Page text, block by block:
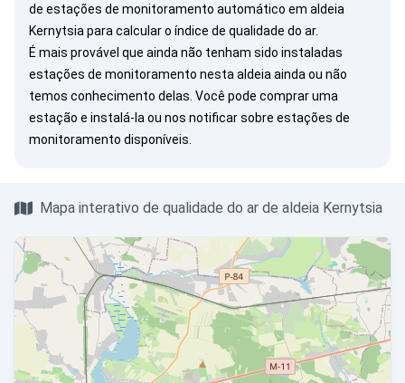
de estações de monitoramento automático em aldeia
Kernytsia para calcular o índice de qualidade do ar.
É mais provável que ainda não tenham sido instaladas
estações de monitoramento nesta aldeia ainda ou não
temos conhecimento delas. Você pode comprar uma
estação e instalá-la ou nos notificarsobre estações de
monitoramento disponíveis.
Mapa interativo de qualidade do ar de aldeia Kernytsia